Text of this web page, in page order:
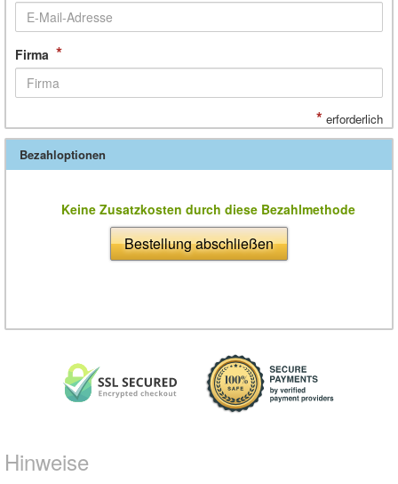
Firma *
* erforderlich
Bezahloptionen
Keine Zusatzkosten durch diese Bezahlmethode
Bestellung abschließen
Hinweise